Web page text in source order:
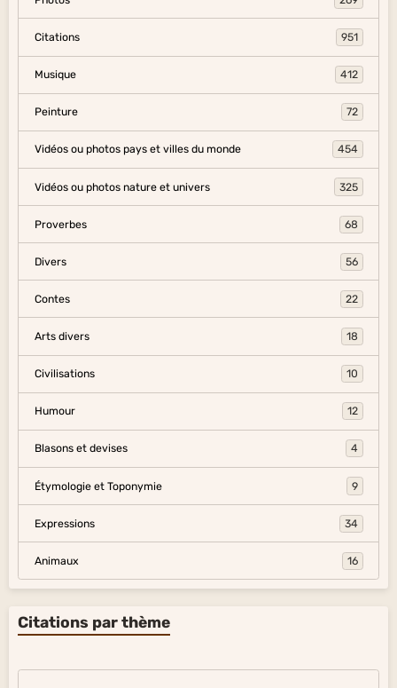
Citations 951
Musique 412
Peinture 72
Vidéos ou photos pays et villes du monde 454
Vidéos ou photos nature et univers 325
Proverbes 68
Divers 56
Contes 22
Arts divers 18
Civilisations 10
Humour 12
Blasons et devises 4
Étymologie et Toponymie 9
Expressions 34
Animaux 16
Citations par thème